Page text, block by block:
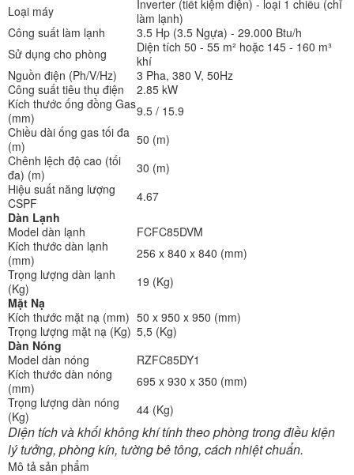
Loại máy
Inverter (tiết kiệm điện) - loại 1 chiều (chỉ
làm lạnh)
Công suất làm lạnh
3.5 Hp (3.5 Ngựa) - 29.000 Btu/h
Sử dụng cho phòng
Diện tích 50 - 55 m² hoặc 145 - 160 m³
khí
Nguồn điện (Ph/V/Hz)
3 Pha, 380 V, 50Hz
Công suất tiêu thụ điện
2.85 kW
Kích thước ống đồng Gas
(mm)
9.5 / 15.9
Chiều dài ống gas tối đa
(m)
50 (m)
Chênh lệch độ cao (tối
đa) (m)
30 (m)
Hiệu suất năng lượng
CSPF
4.67
Dàn Lạnh
Model dàn lạnh
FCFC85DVM
Kích thước dàn lạnh
(mm)
256 x 840 x 840 (mm)
Trọng lượng dàn lạnh
(Kg)
19 (Kg)
Mặt Nạ
Kích thước mặt nạ (mm) 50 x 950 x 950 (mm)
Trọng lượng mặt nạ (Kg) 5,5 (Kg)
Dàn Nóng
Model dàn nóng
RZFC85DY1
Kích thước dàn nóng
(mm)
695 x 930 x 350 (mm)
Trọng lượng dàn nóng
(Kg)
44 (Kg)
Diện tích và khối không khí tính theo phòng trong điều kiện
lý tưởng, phòng kín, tường bê tông, cách nhiệt chuẩn.
Mô tả sản phẩm